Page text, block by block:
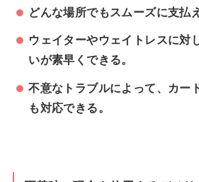
どんな場所でもスムーズに支払
ウェイターやウェイトレスに対
いが素早くできる。
不意なトラブルによって、カー
も対応できる。